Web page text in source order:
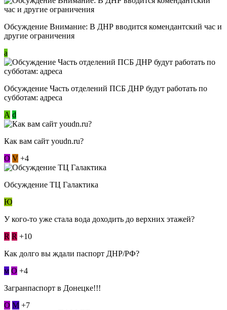
Обсуждение Внимание: В ДНР вводится комендантский час и
другие ограничения
a
Обсуждение Часть отделений ПСБ ДНР будут работать по
субботам: адреса
А d
Как вам сайт youdn.ru?
О V +4
Обсуждение ТЦ Галактика
Ю
У кого-то уже стала вода доходить до верхних этажей?
R R +10
Как долго вы ждали паспорт ДНР/РФ?
м О +4
Загранпаспорт в Донецке!!!
О М +7